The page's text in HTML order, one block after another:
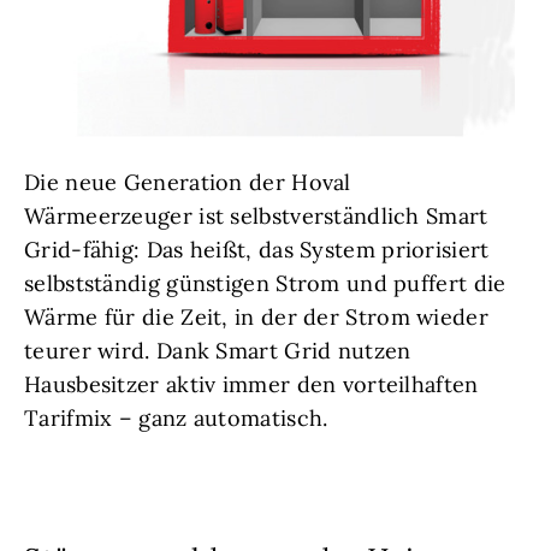
Die neue Generation der Hoval
Wärmeerzeuger ist selbstverständlich Smart
Grid-fähig: Das heißt, das System priorisiert
selbstständig günstigen Strom und puffert die
Wärme für die Zeit, in der der Strom wieder
teurer wird. Dank Smart Grid nutzen
Hausbesitzer aktiv immer den vorteilhaften
Tarifmix – ganz automatisch.